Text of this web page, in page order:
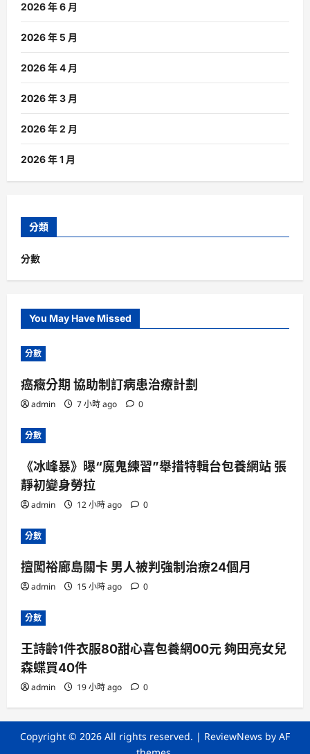
2026 年 6 月
2026 年 5 月
2026 年 4 月
2026 年 3 月
2026 年 2 月
2026 年 1 月
分類
分數
You May Have Missed
分數
癌癥分期 協助制訂病患治療計劃
admin 7 小時 ago 0
分數
《冰峰暴》曝“魔鬼練習”舉措特輯台包養網站 張
靜初變身勞拉
admin 12 小時 ago 0
分數
擅闖裕廊島關卡 男人被判強制治療24個月
admin 15 小時 ago 0
分數
王詩齡1件衣服80甜心喜包養網00元 夠田亮女兒
森蝶買40件
admin 19 小時 ago 0
Copyright © 2026 All rights reserved. | ReviewNews by AF